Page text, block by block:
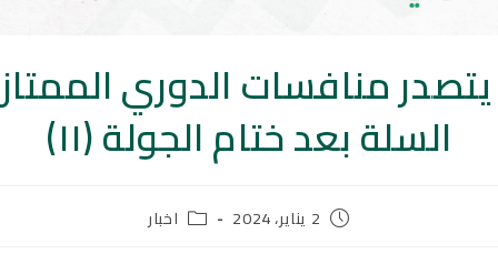
يتصدر منافسات الدوري
السلة بعد ختام الجولة (١١)
2 يناير، 2024 اخبار